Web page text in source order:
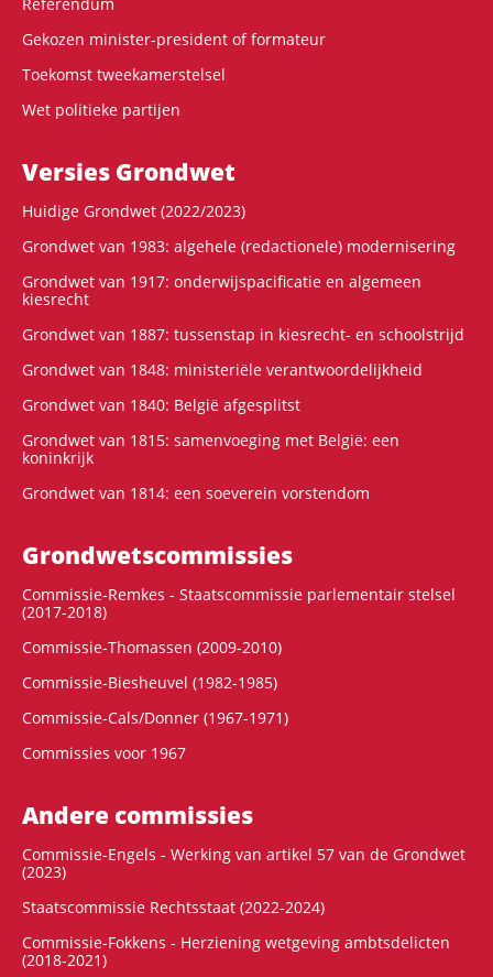
Gekozen minister-president of formateur
Toekomst tweekamerstelsel
Wet politieke partijen
Versies Grondwet
Huidige Grondwet (2022/2023)
Grondwet van 1983: algehele (redactionele) modernisering
Grondwet van 1917: onderwijspacificatie en algemeen
kiesrecht
Grondwet van 1887: tussenstap in kiesrecht- en schoolstrijd
Grondwet van 1848: ministeriële verantwoordelijkheid
Grondwet van 1840: België afgesplitst
Grondwet van 1815: samenvoeging met België: een
koninkrijk
Grondwet van 1814: een soeverein vorstendom
Grondwets­commissies
Commissie-Remkes - Staatscommissie parlementair stelsel
(2017-2018)
Commissie-Thomassen (2009-2010)
Commissie-Biesheuvel (1982-1985)
Commissie-Cals/Donner (1967-1971)
Commissies voor 1967
Andere commissies
Commissie-Engels - Werking van artikel 57 van de Grondwet
(2023)
Staatscommissie Rechtsstaat (2022-2024)
Commissie-Fokkens - Herziening wetgeving ambtsdelicten
(2018-2021)